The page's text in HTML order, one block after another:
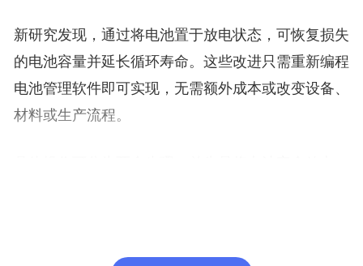
新研究发现，通过将电池置于放电状态，可恢复损失
的电池容量并延长循环寿命。这些改进只需重新编程
电池管理软件即可实现，无需额外成本或改变设备、
材料或生产流程。